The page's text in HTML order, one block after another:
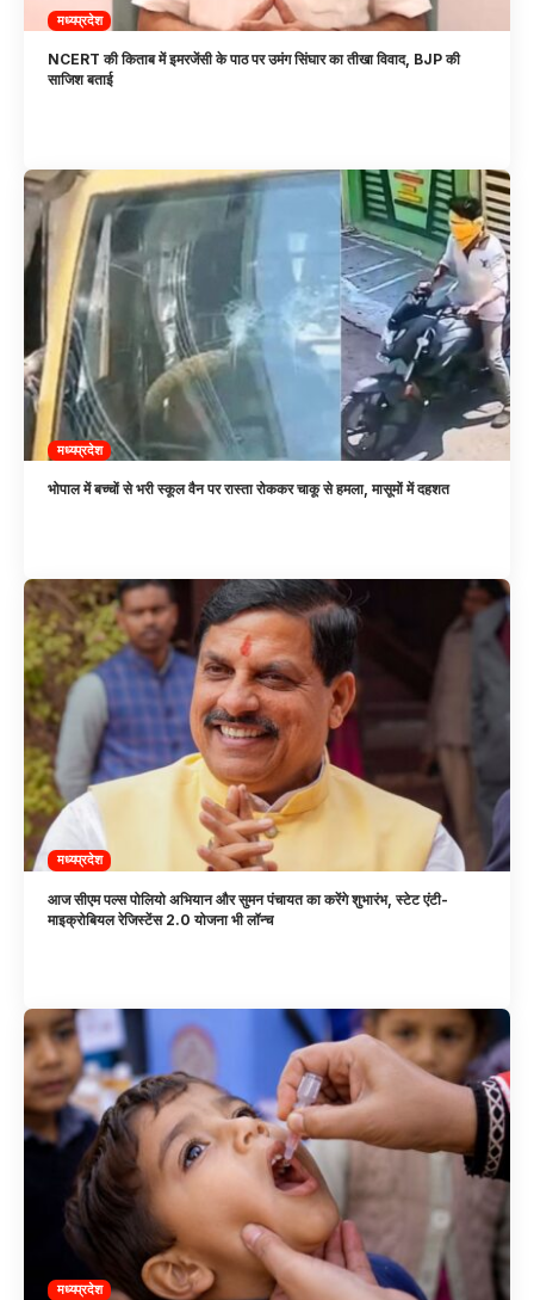
मध्यप्रदेश
NCERT की किताब में इमरजेंसी के पाठ पर उमंग सिंघार का तीखा विवाद, BJP की
साजिश बताई
मध्यप्रदेश
भोपाल में बच्चों से भरी स्कूल वैन पर रास्ता रोककर चाकू से हमला, मासूमों में दहशत
मध्यप्रदेश
आज सीएम पल्स पोलियो अभियान और सुमन पंचायत का करेंगे शुभारंभ, स्टेट एंटी-
माइक्रोबियल रेजिस्टेंस 2.0 योजना भी लॉन्च
मध्यप्रदेश